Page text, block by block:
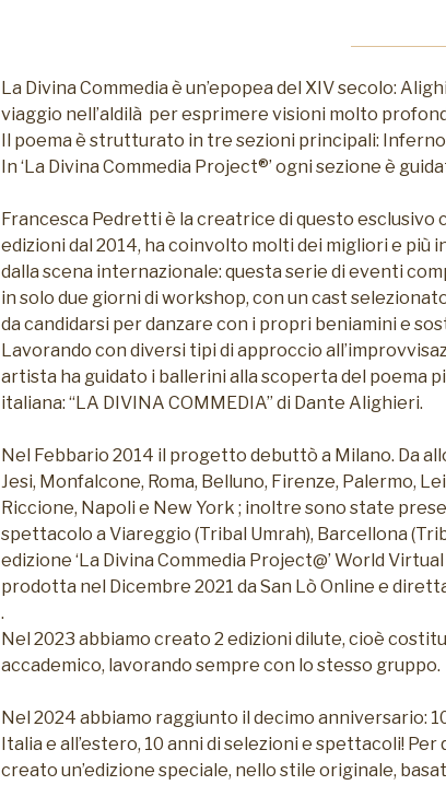
La Divina Commedia è un’epopea del XIV secolo:
viaggio nell’aldilà per esprimere visioni molto
Il poema è strutturato in tre sezioni principali:
In ‘La Divina Commedia Project®’ ogni sezione è
Francesca Pedretti è la creatrice di questo
edizioni dal 2014, ha coinvolto molti dei migliori e
dalla scena internazionale: questa serie di eventi
in solo due giorni di workshop, con un cast
da candidarsi per danzare con i propri beniamini e
Lavorando con diversi tipi di approccio
artista ha guidato i ballerini alla scoperta del poema
italiana: “LA DIVINA COMMEDIA” di Dante Alighieri.
Nel Febbario 2014 il progetto debuttò a Milano. Da
Jesi, Monfalcone, Roma, Belluno, Firenze, Palermo,
Riccione, Napoli e New York ; inoltre sono state
spettacolo a Viareggio (Tribal Umrah), Barcellona
edizione ‘La Divina Commedia Project@’ World
prodotta nel Dicembre 2021 da San Lò Online e
.
Nel 2023 abbiamo creato 2 edizioni dilute, cioè
accademico, lavorando sempre con lo stesso gruppo.
Nel 2024 abbiamo raggiunto il decimo anniversario:
Italia e all’estero, 10 anni di selezioni e spettacoli!
creato un’edizione speciale, nello stile originale,